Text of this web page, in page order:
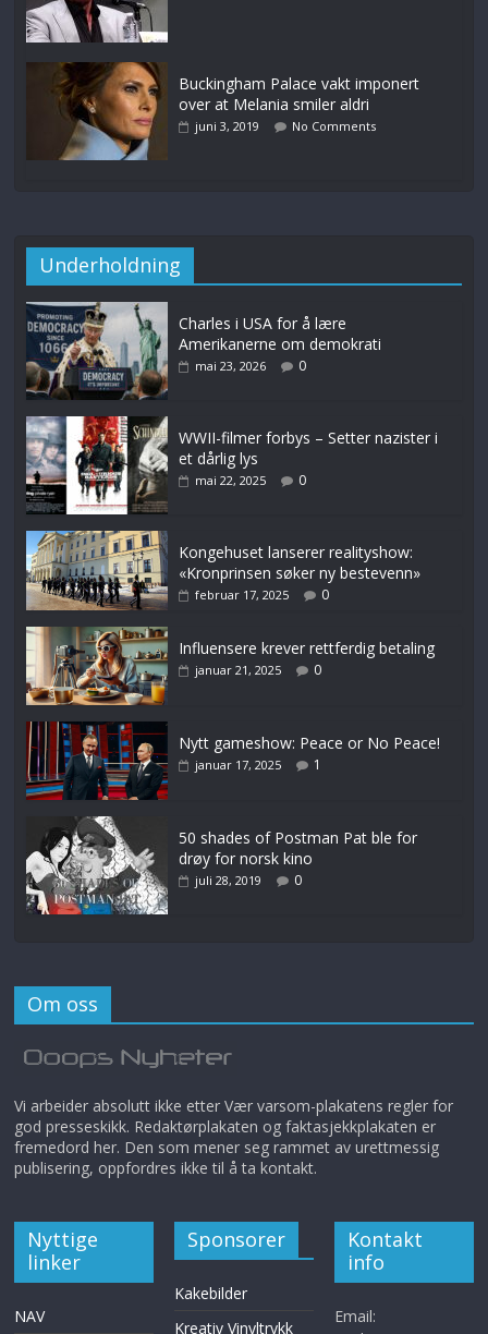
Buckingham Palace vakt imponert
over at Melania smiler aldri
juni 3, 2019 No Comments
Underholdning
Charles i USA for å lære
Amerikanerne om demokrati
mai 23, 2026 0
WWII-filmer forbys – Setter nazister i
et dårlig lys
mai 22, 2025 0
Kongehuset lanserer realityshow:
«Kronprinsen søker ny bestevenn»
februar 17, 2025 0
Influensere krever rettferdig betaling
januar 21, 2025 0
Nytt gameshow: Peace or No Peace!
januar 17, 2025 1
50 shades of Postman Pat ble for
drøy for norsk kino
juli 28, 2019 0
Om oss
Vi arbeider absolutt ikke etter Vær varsom-plakatens regler for
god presseskikk. Redaktørplakaten og faktasjekkplakaten er
fremedord her. Den som mener seg rammet av urettmessig
publisering, oppfordres ikke til å ta kontakt.
Nyttige
linker
NAV
Sponsorer
Kakebilder
Kreativ Vinyltrykk
Kontakt
info
Email: